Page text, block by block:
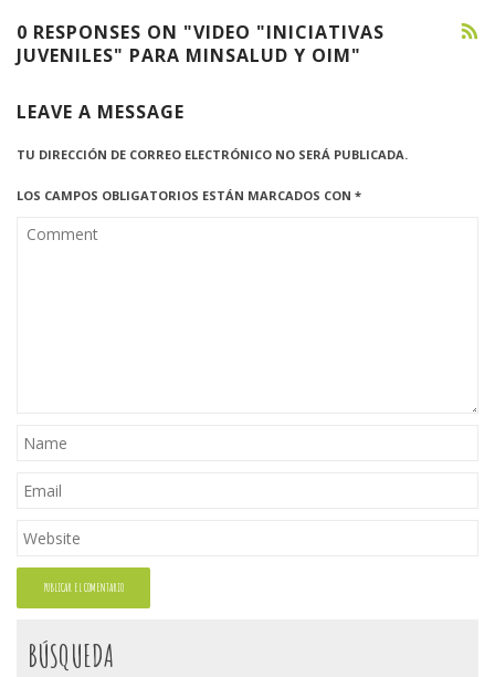
0 RESPONSES ON "VIDEO "INICIATIVAS
JUVENILES" PARA MINSALUD Y OIM"
LEAVE A MESSAGE
TU DIRECCIÓN DE CORREO ELECTRÓNICO NO SERÁ PUBLICADA.
LOS CAMPOS OBLIGATORIOS ESTÁN MARCADOS CON *
BÚSQUEDA